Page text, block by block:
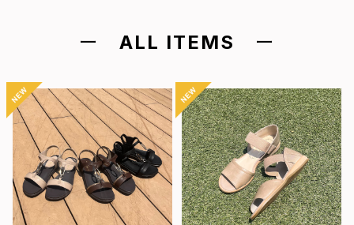
ーALL ITEMS ー